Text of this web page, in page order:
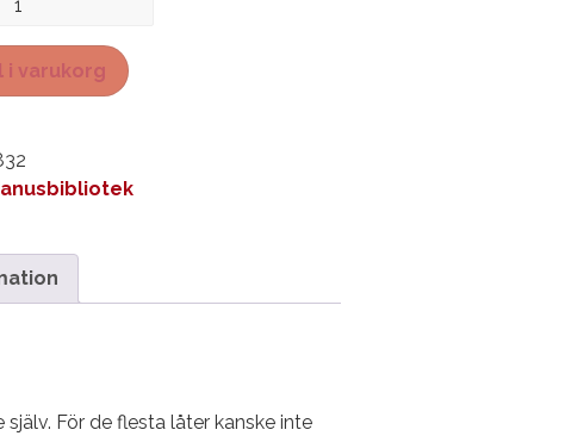
i varukorg
För de flesta låter kanske inte